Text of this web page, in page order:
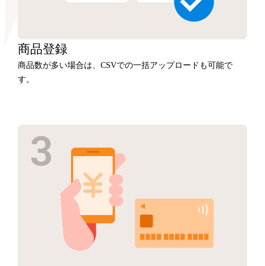
商品登録
商品数が多い場合は、CSVでの一括アップロードも可能で
す。